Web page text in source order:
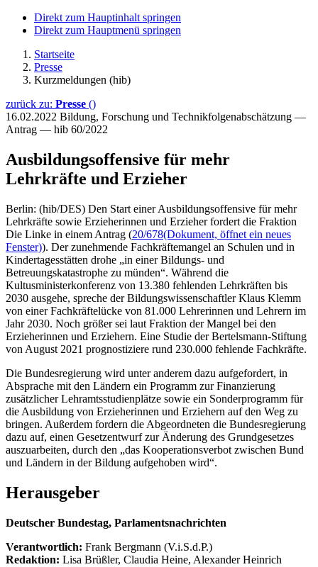
Direkt zum Hauptinhalt springen
Direkt zum Hauptmenü springen
Startseite
Presse
Kurzmeldungen (hib)
zurück zu: Presse ()
16.02.2022 Bildung, Forschung und Technikfolgenabschätzung —
Antrag — hib 60/2022
Ausbildungsoffensive für mehr
Lehrkräfte und Erzieher
Berlin: (hib/DES) Den Start einer Ausbildungsoffensive für mehr
Lehrkräfte sowie Erzieherinnen und Erzieher fordert die Fraktion
Die Linke in einem Antrag (20/678(Dokument, öffnet ein neues
Fenster)). Der zunehmende Fachkräftemangel an Schulen und in
Kindertagesstätten drohe „in einer Bildungs- und
Betreuungskatastrophe zu münden“. Während die
Kultusministerkonferenz von 13.380 fehlenden Lehrkräften bis
2030 ausgehe, spreche der Bildungswissenschaftler Klaus Klemm
von einer Fachkräftelücke von 81.000 Lehrerinnen und Lehrern im
Jahr 2030. Noch größer sei laut Fraktion der Mangel bei den
Erzieherinnen und Erziehern. Eine Studie der Bertelsmann-Stiftung
von August 2021 prognostiziere rund 230.000 fehlende Fachkräfte.
Die Bundesregierung wird unter anderem dazu aufgefordert, in
Absprache mit den Ländern ein Programm zur Finanzierung
zusätzlicher Lehramtsstudienplätze sowie ein Sonderprogramm für
die Ausbildung von Erzieherinnen und Erziehern auf den Weg zu
bringen. Außerdem fordern die Abgeordneten die Bundesregierung
dazu auf, einen Gesetzentwurf zur Änderung des Grundgesetzes
auszuarbeiten, durch den „das Kooperationsverbot zwischen Bund
und Ländern in der Bildung aufgehoben wird“.
Herausgeber
Deutscher Bundestag, Parlamentsnachrichten
Verantwortlich: Frank Bergmann (V.i.S.d.P.)
Redaktion: Lisa Brüßler, Claudia Heine, Alexander Heinrich